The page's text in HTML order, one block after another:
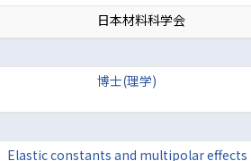
日本材料科学会
博士(理学)
Elastic constants and multipolar effects